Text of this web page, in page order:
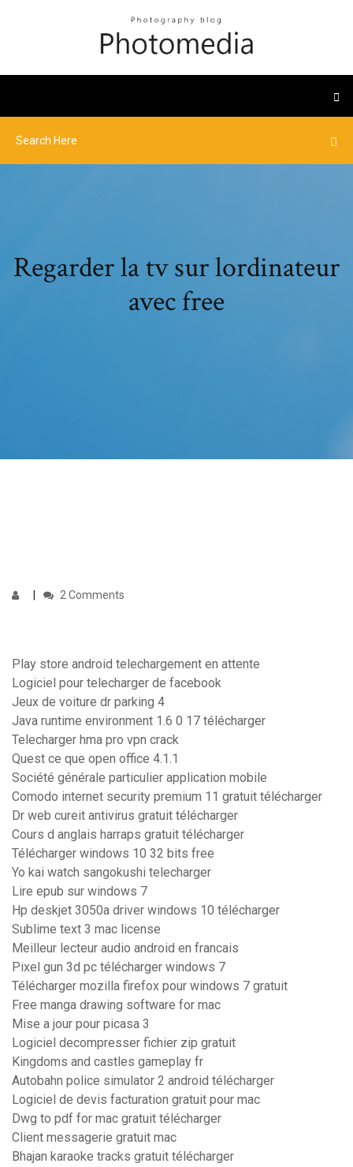
Regarder la tv sur lordinateur
avec free
2 Comments
Play store android telechargement en attente
Logiciel pour telecharger de facebook
Jeux de voiture dr parking 4
Java runtime environment 1.6 0 17 télécharger
Telecharger hma pro vpn crack
Quest ce que open office 4.1.1
Société générale particulier application mobile
Comodo internet security premium 11 gratuit télécharger
Dr web cureit antivirus gratuit télécharger
Cours d anglais harraps gratuit télécharger
Télécharger windows 10 32 bits free
Yo kai watch sangokushi telecharger
Lire epub sur windows 7
Hp deskjet 3050a driver windows 10 télécharger
Sublime text 3 mac license
Meilleur lecteur audio android en francais
Pixel gun 3d pc télécharger windows 7
Télécharger mozilla firefox pour windows 7 gratuit
Free manga drawing software for mac
Mise a jour pour picasa 3
Logiciel decompresser fichier zip gratuit
Kingdoms and castles gameplay fr
Autobahn police simulator 2 android télécharger
Logiciel de devis facturation gratuit pour mac
Dwg to pdf for mac gratuit télécharger
Client messagerie gratuit mac
Bhajan karaoke tracks gratuit télécharger